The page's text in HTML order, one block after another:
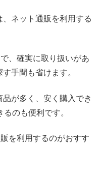
ネット通販を利用する
、確実に取り扱いがあ
手間も省けます。
が多く、安く購入でき
のも便利です。
を利用するのがおすす